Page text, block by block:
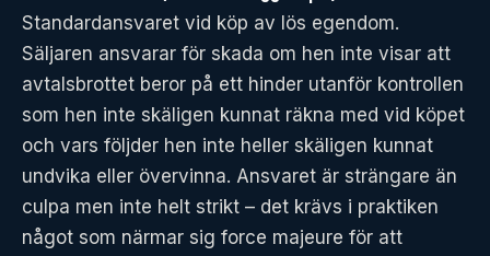
Standardansvaret vid köp av lös egendom.
Säljaren ansvarar för skada om hen inte visar att
avtalsbrottet beror på ett hinder utanför kontrollen
som hen inte skäligen kunnat räkna med vid köpet
och vars följder hen inte heller skäligen kunnat
undvika eller övervinna. Ansvaret är strängare än
culpa men inte helt strikt – det krävs i praktiken
något som närmar sig force majeure för att